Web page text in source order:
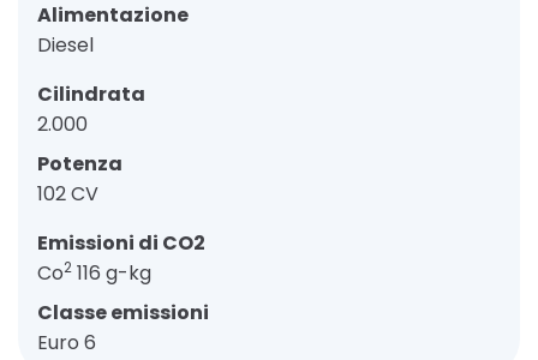
Alimentazione
Diesel
Cilindrata
2.000
Potenza
102 CV
Emissioni di CO2
Co2 116 g-kg
Classe emissioni
Euro 6